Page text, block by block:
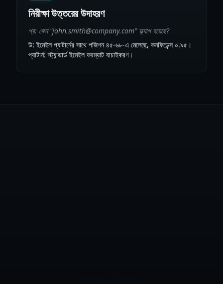
নিরীক্ষা উত্তরের উদাহরণ
প্র: কেন "john.smith@company.com" ফ্ল্যাগ হয়েছে?
উ: ইমেইল প্যাটার্নের সাথে পজিশন ৪৫-৬৮-এ মেলেছে, কনফিডেন্স ০.৯৫।
প্যাটার্ন: স্ট্যান্ডার্ড ইমেইল ফরম্যাট যাচাইকরণ।